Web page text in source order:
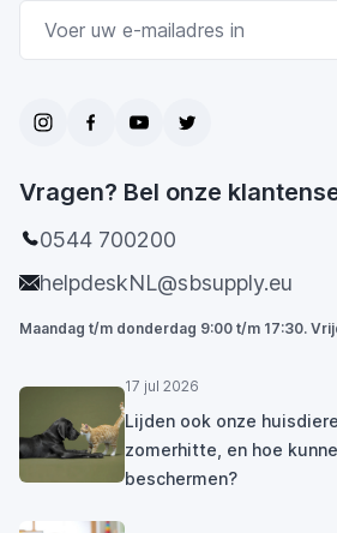
Vragen? Bel onze
0544 700200
helpdeskNL@sbsupply.eu
Maandag t/m donderdag 9:00 t/m 17:30.
17 jul 2026
Lijden ook onze
zomerhitte, en hoe
beschermen?